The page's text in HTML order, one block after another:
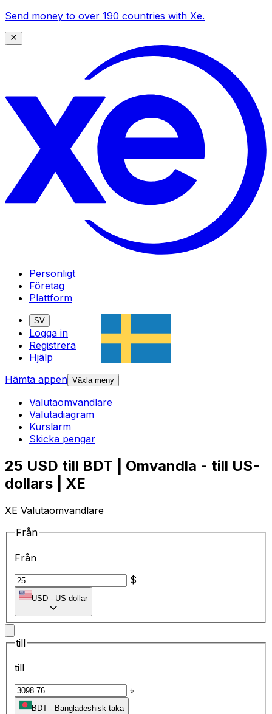
Send money to over 190 countries with Xe.
Personligt
Företag
Plattform
SV
Logga in
Registrera
Hjälp
Hämta appen Växla meny
Valutaomvandlare
Valutadiagram
Kurslarm
Skicka pengar
25 USD till BDT | Omvandla - till US-
dollars | XE
XE Valutaomvandlare
Från
Från
$
USD - US-dollar
till
till
৳
BDT - Bangladeshisk taka